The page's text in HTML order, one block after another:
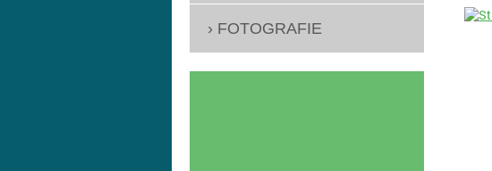
FOTOGRAFIE